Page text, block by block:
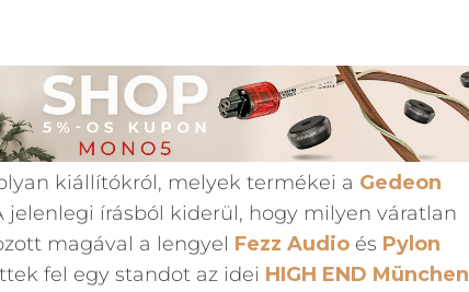
kiállítókról, melyek termékei a Gedeon
jelenlegi írásból kiderül, hogy milyen váratlan
magával a lengyel Fezz Audioés Pylon
fel egy standot az idei HIGH END München